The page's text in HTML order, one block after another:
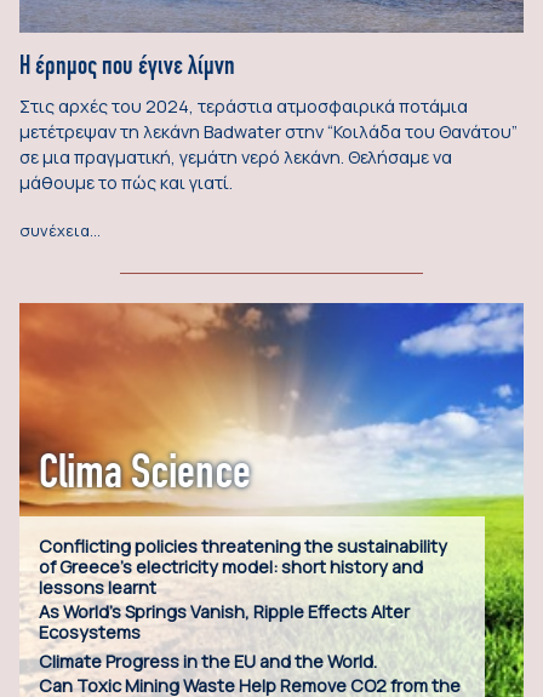
Η έρημος που έγινε λίμνη
Στις αρχές του 2024, τεράστια ατμοσφαιρικά ποτάμια
μετέτρεψαν τη λεκάνη Badwater στην “Κοιλάδα του Θανάτου”
σε μια πραγματική, γεμάτη νερό λεκάνη. Θελήσαμε να
μάθουμε το πώς και γιατί.
συνέχεια…
Clima Science
Conflicting policies threatening the sustainability
of Greece’s electricity model: short history and
lessons learnt
As World’s Springs Vanish, Ripple Effects Alter
Ecosystems
Climate Progress in the EU and the World.
Can Toxic Mining Waste Help Remove CO2 from the